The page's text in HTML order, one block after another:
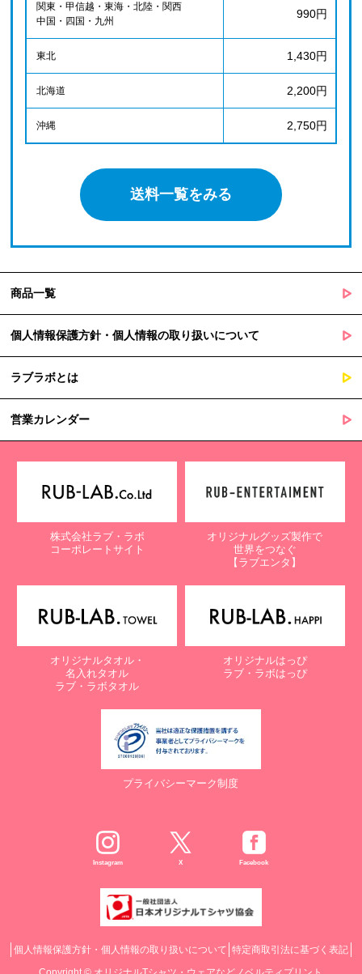
関東・甲信越・東海・北陸・関西
中国・四国・九州
990円
東北 1,430円
北海道 2,200円
沖縄 2,750円
送料一覧をみる
商品一覧
個人情報保護方針・個人情報の取り扱いについて
ラブラボとは
営業カレンダー
株式会社ラブ・ラボ
コーポレートサイト
オリジナルグッズ製作で
世界をつなぐ
【ラブエンタ】
オリジナルタオル・
名入れタオル
ラブ・ラボタオル
オリジナルはっぴ
ラブ・ラボはっぴ
プライバシーマーク制度
Instagram X Facebook
個人情報保護方針・個人情報の取り扱いについて 特定商取引法に基づく表記